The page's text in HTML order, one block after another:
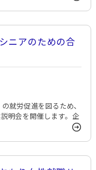
ニアのための合
就労促進を図るため、
明会を開催します。企